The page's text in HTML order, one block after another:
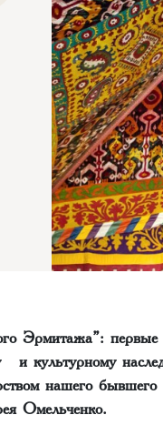
Эрмитажа”:
и культурному
нашего бывшего
Омельченко.